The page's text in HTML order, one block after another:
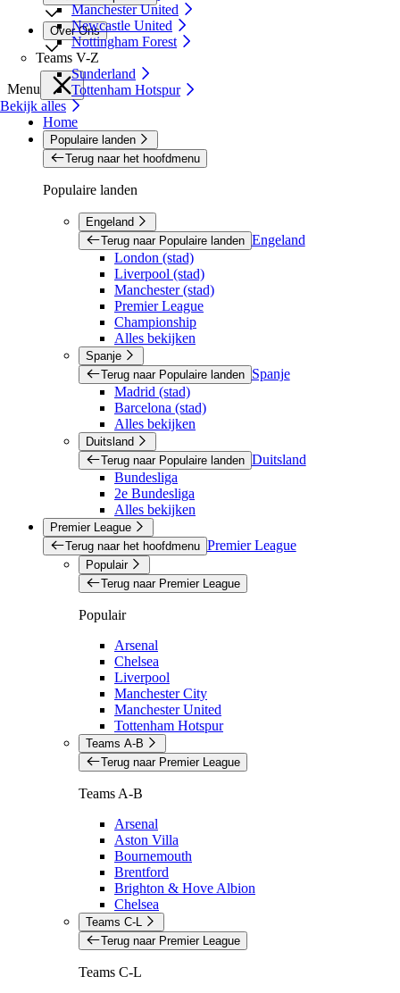
Manchester United
Newcastle United
Nottingham Forest
Teams V-Z
Sunderland
Tottenham Hotspur
Bekijk alles
Over Ons
Menu
Home
Populaire landen
Terug naar het hoofdmenu
Populaire landen
Engeland
Terug naar Populaire landen Engeland
London (stad)
Liverpool (stad)
Manchester (stad)
Premier League
Championship
Alles bekijken
Spanje
Terug naar Populaire landen
Spanje
Madrid (stad)
Barcelona (stad)
Alles bekijken
Duitsland
Terug naar Populaire landen Duitsland
Bundesliga
2e Bundesliga
Alles bekijken
Premier League
Terug naar het hoofdmenu Premier League
Populair
Terug naar Premier League
Populair
Arsenal
Chelsea
Liverpool
Manchester City
Manchester United
Tottenham Hotspur
Teams A-B
Terug naar Premier League
Teams A-B
Arsenal
Aston Villa
Bournemouth
Brentford
Brighton & Hove Albion
Chelsea
Teams C-L
Terug naar Premier League
Teams C-L